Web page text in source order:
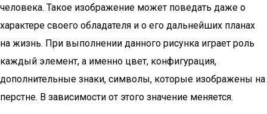
человека. Такое изображение может поведать даже о
характере своего обладателя и о его дальнейших планах
на жизнь. При выполнении данного рисунка играет роль
каждый элемент, а именно цвет, конфигурация,
дополнительные знаки, символы, которые изображены на
перстне. В зависимости от этого значение меняется.